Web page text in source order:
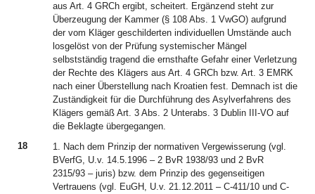
aus Art. 4 GRCh ergibt, scheitert. Ergänzend steht zur
Überzeugung der Kammer (§ 108 Abs. 1 VwGO) aufgrund
der vom Kläger geschilderten individuellen Umstände auch
losgelöst von der Prüfung systemischer Mängel
selbstständig tragend die ernsthafte Gefahr einer Verletzung
der Rechte des Klägers aus Art. 4 GRCh bzw. Art. 3 EMRK
nach einer Überstellung nach Kroatien fest. Demnach ist die
Zuständigkeit für die Durchführung des Asylverfahrens des
Klägers gemäß Art. 3 Abs. 2 Unterabs. 3 Dublin III-VO auf
die Beklagte übergegangen.
18
1. Nach dem Prinzip der normativen Vergewisserung (vgl.
BVerfG, U.v. 14.5.1996 – 2 BvR 1938/93 und 2 BvR
2315/93 – juris) bzw. dem Prinzip des gegenseitigen
Vertrauens (vgl. EuGH, U.v. 21.12.2011 – C-411/10 und C-